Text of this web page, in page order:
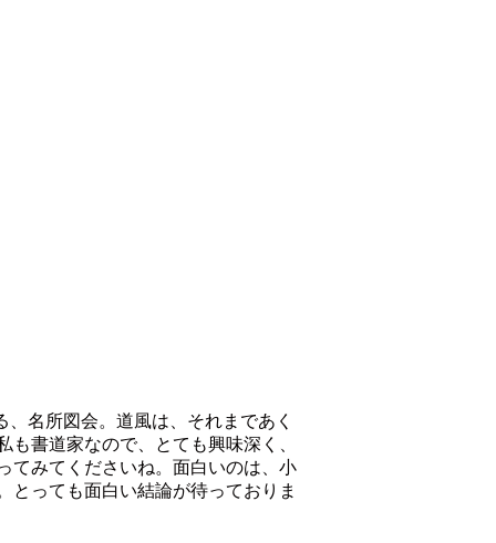
名所図会。道風は、それまであく
書道家なので、とても興味深く、
てみてくださいね。面白いのは、小
とっても面白い結論が待っておりま